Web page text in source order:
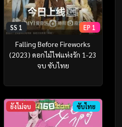
SS 1 EP 1
Falling Before Fireworks
(2023) ดอกไม้ไฟแห่งรัก 1-23
จบ ซับไทย
ยังไม่จบ ซับไทย